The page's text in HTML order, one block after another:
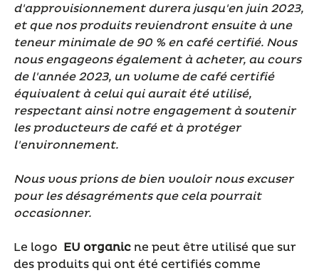
d'approvisionnement durera jusqu'en juin 2023,
et que nos produits reviendront ensuite à une
teneur minimale de 90 % en café certifié. Nous
nous engageons également à acheter, au cours
de l'année 2023, un volume de café certifié
équivalent à celui qui aurait été utilisé,
respectant ainsi notre engagement à soutenir
les producteurs de café et à protéger
l'environnement.
Nous vous prions de bien vouloir nous excuser
pour les désagréments que cela pourrait
occasionner.
Le logo EU organicne peut être utilisé que sur
des produits qui ont été certifiés comme